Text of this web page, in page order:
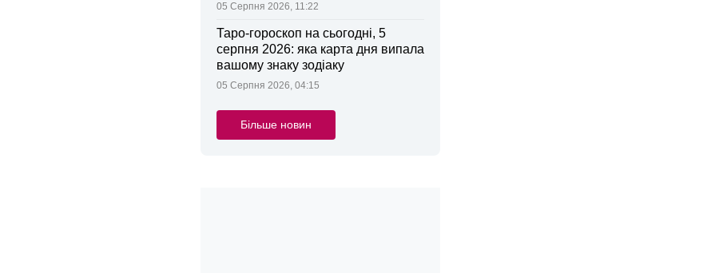
05 Серпня 2026, 11:22
Таро-гороскоп на сьогодні, 5
серпня 2026: яка карта дня випала
вашому знаку зодіаку
05 Серпня 2026, 04:15
Більше новин